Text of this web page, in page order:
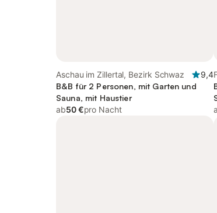
Aschau im Zillertal, Bezirk Schwaz
9,4
B&B für 2 Personen, mit Garten und
Sauna, mit Haustier
ab50 €pro Nacht